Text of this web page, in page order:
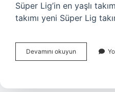
Süper Lig’in en yaşlı
takımı yeni Süper Lig
Devamını okuyun
Ligde
En